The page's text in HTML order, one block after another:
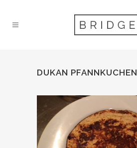
DUKAN PFANNKUCHEN